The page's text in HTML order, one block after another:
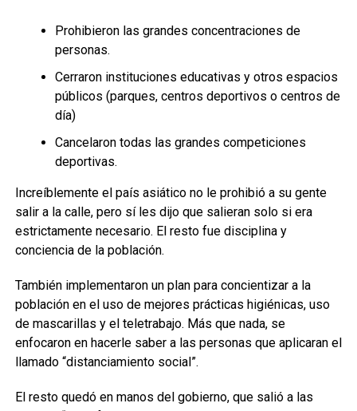
Prohibieron las grandes concentraciones de
personas.
Cerraron instituciones educativas y otros espacios
públicos (parques, centros deportivos o centros de
día)
Cancelaron todas las grandes competiciones
deportivas.
Increíblemente el país asiático no le prohibió a su gente
salir a la calle, pero sí les dijo que salieran solo si era
estrictamente necesario. El resto fue disciplina y
conciencia de la población.
También implementaron un plan para concientizar a la
población en el uso de mejores prácticas higiénicas, uso
de mascarillas y el teletrabajo. Más que nada, se
enfocaron en hacerle saber a las personas que aplicaran el
llamado “distanciamiento social”.
El resto quedó en manos del gobierno, que salió a las